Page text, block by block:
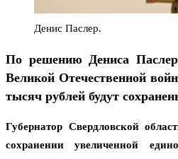
Денис Паслер.
По решению Дениса
Великой Отечественной
тысяч рублей будут
Губернатор Свердловской
сохранении увеличенной